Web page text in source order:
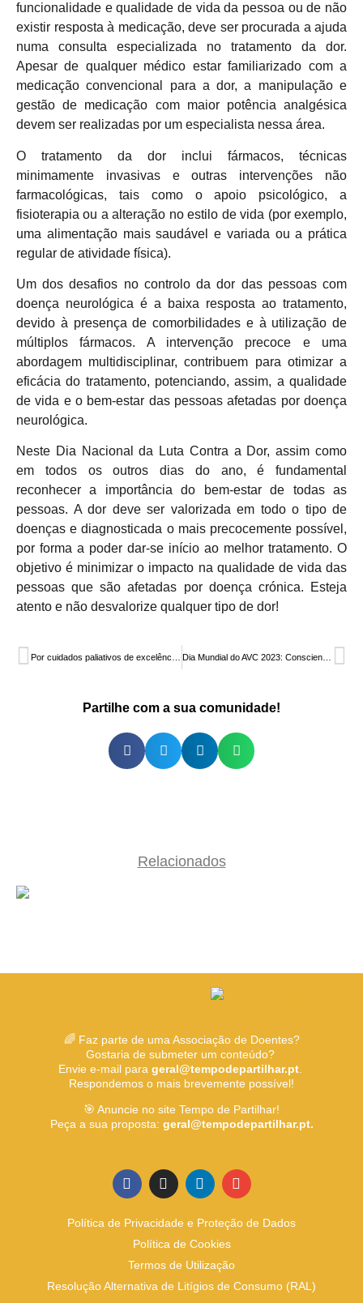
funcionalidade e qualidade de vida da pessoa ou de não
existir resposta à medicação, deve ser procurada a ajuda
numa consulta especializada no tratamento da dor.
Apesar de qualquer médico estar familiarizado com a
medicação convencional para a dor, a manipulação e
gestão de medicação com maior potência analgésica
devem ser realizadas por um especialista nessa área.
O tratamento da dor inclui fármacos, técnicas
minimamente invasivas e outras intervenções não
farmacológicas, tais como o apoio psicológico, a
fisioterapia ou a alteração no estilo de vida (por exemplo,
uma alimentação mais saudável e variada ou a prática
regular de atividade física).
Um dos desafios no controlo da dor das pessoas com
doença neurológica é a baixa resposta ao tratamento,
devido à presença de comorbilidades e à utilização de
múltiplos fármacos. A intervenção precoce e uma
abordagem multidisciplinar, contribuem para otimizar a
eficácia do tratamento, potenciando, assim, a qualidade
de vida e o bem-estar das pessoas afetadas por doença
neurológica.
Neste Dia Nacional da Luta Contra a Dor, assim como
em todos os outros dias do ano, é fundamental
reconhecer a importância do bem-estar de todas as
pessoas. A dor deve ser valorizada em todo o tipo de
doenças e diagnosticada o mais precocemente possível,
por forma a poder dar-se início ao melhor tratamento. O
objetivo é minimizar o impacto na qualidade de vida das
pessoas que são afetadas por doença crónica. Esteja
atento e não desvalorize qualquer tipo de dor!
Dia Mundial do AVC 2023: Consciencialização e Prevenção para Salvar Vidas
Partilhe com a sua comunidade!
Relacionados
🌈 Faz parte de uma Associação de Doentes?
Gostaria de submeter um conteúdo?
Envie e-mail para geral@tempodepartilhar.pt.
Respondemos o mais brevemente possível!
🎯 Anuncie no site Tempo de Partilhar!
Peça a sua proposta: geral@tempodepartilhar.pt.
Política de Privacidade e Proteção de Dados
Política de Cookies
Termos de Utilização
Resolução Alternativa de Litígios de Consumo (RAL)